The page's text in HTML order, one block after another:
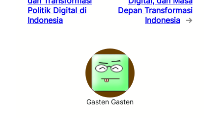
Politik Digital di
Indonesia
Depan Transformasi
Indonesia →
Gasten Gasten